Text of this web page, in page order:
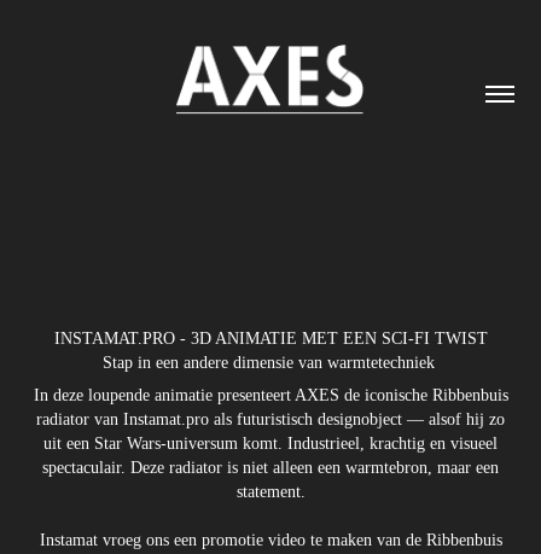
INSTAMAT.PRO - 3D ANIMATIE MET EEN SCI-FI TWIST
Stap in een andere dimensie van warmtetechniek
In deze loupende animatie presenteert AXES de iconische Ribbenbuis
radiator van Instamat.pro als futuristisch designobject — alsof hij zo
uit een Star Wars-universum komt. Industrieel, krachtig en visueel
spectaculair. Deze radiator is niet alleen een warmtebron, maar een
statement.
Instamat vroeg ons een promotie video te maken van de Ribbenbuis